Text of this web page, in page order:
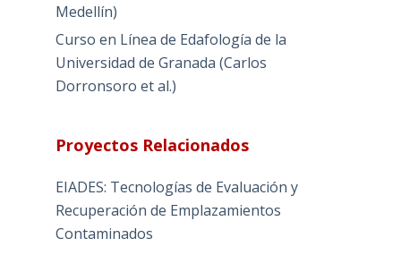
Medellín)
Curso en Línea de Edafología de la
Universidad de Granada (Carlos
Dorronsoro et al.)
Proyectos Relacionados
EIADES: Tecnologías de Evaluación y
Recuperación de Emplazamientos
Contaminados